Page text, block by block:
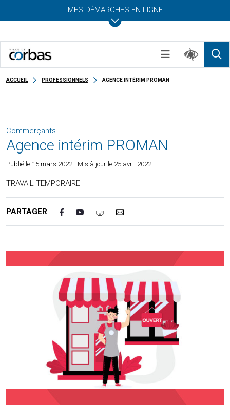
MES DÉMARCHES EN LIGNE
ACCUEIL PROFESSIONNELS AGENCE INTÉRIM PROMAN
Commerçants
Agence intérim PROMAN
Publié le 15 mars 2022- Mis à jour le 25 avril 2022
TRAVAIL TEMPORAIRE
PARTAGER